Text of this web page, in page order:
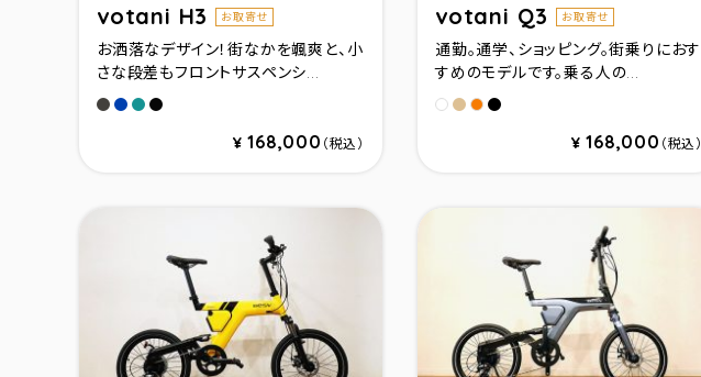
votani H3 お取寄せ
お洒落なデザイン！街なかを颯爽と、小
さな段差もフロントサスペンシ...
メタリックグレ－
メタリックブルー
メタリックグリーン
マットブラック
¥168,000 （税込）
votani Q3 お取寄せ
通勤。通学、ショッピング。街乗りにおす
すめのモデルです。乗る人の...
ホワイト
ミルクベ－ジュ
カッパ－ゴ－ルド
グロスブラック
¥168,000 （税込）